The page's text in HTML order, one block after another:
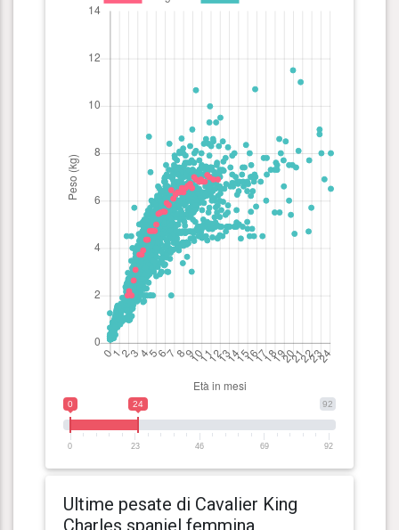
92
0 24
0 23 46 69 92
Ultime pesate di Cavalier King
Charles spaniel femmina